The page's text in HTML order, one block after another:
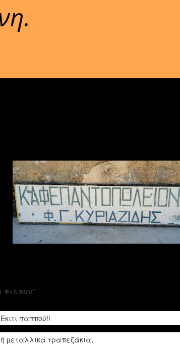
Φιλπον"
παππού!!
µεταλλικά τραπεζάκια,